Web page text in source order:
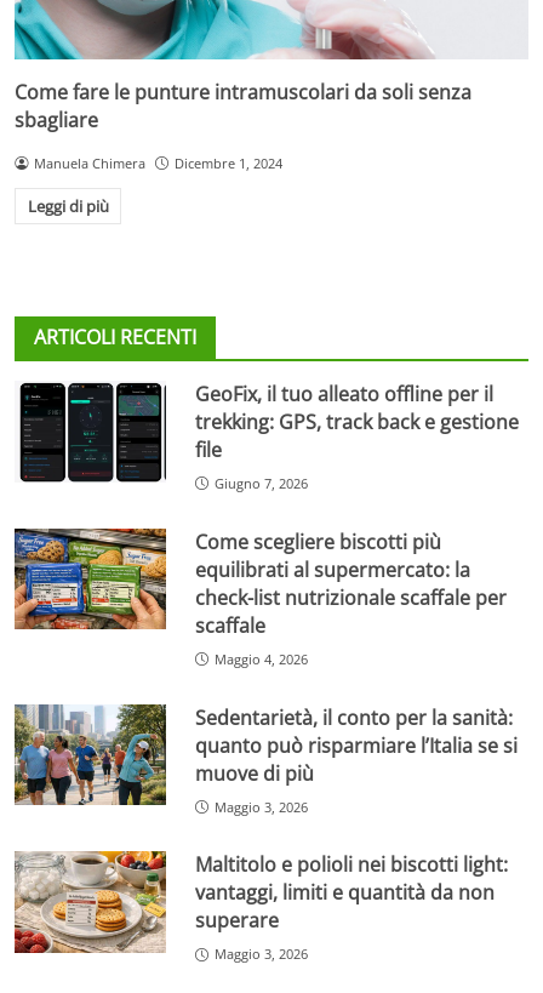
Come fare le punture intramuscolari da soli senza
sbagliare
Manuela Chimera Dicembre 1, 2024
Leggi di più
ARTICOLI RECENTI
GeoFix, il tuo alleato offline per il
trekking: GPS, track back e gestione
file
Giugno 7, 2026
Come scegliere biscotti più
equilibrati al supermercato: la
check-list nutrizionale scaffale per
scaffale
Maggio 4, 2026
Sedentarietà, il conto per la sanità:
quanto può risparmiare l’Italia se si
muove di più
Maggio 3, 2026
Maltitolo e polioli nei biscotti light:
vantaggi, limiti e quantità da non
superare
Maggio 3, 2026